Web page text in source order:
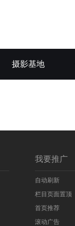
摄影基地
我要推广
自动刷新
栏目页面置顶
首页推荐
滚动广告